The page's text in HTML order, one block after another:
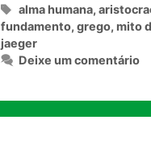
Tags
alma humana,
fundamento, grego, mito
jaeger
Deixe um comentário